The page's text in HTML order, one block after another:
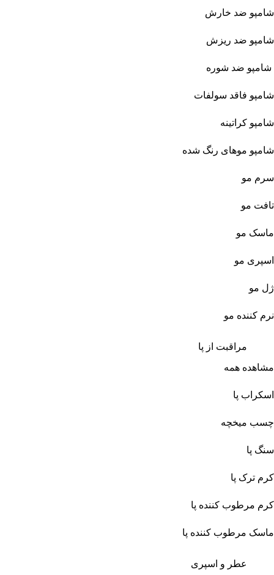
شامپو ضد خارش
شامپو ضد ریزش
شامپو ضد شوره
شامپو فاقد سولفات
شامپو کراتینه
شامپو موهای رنگ شده
سرم مو
تافت مو
ماسک مو
اسپری مو
ژل مو
نرم کننده مو
مراقبت از پا
مشاهده همه
اسکراب پا
چسب میخچه
سنگ پا
کرم ترک پا
کرم مرطوب کننده پا
ماسک مرطوب کننده پا
عطر و اسپری